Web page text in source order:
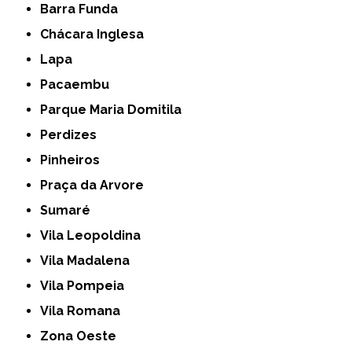
Barra Funda
Chácara Inglesa
Lapa
Pacaembu
Parque Maria Domitila
Perdizes
Pinheiros
Praça da Arvore
Sumaré
Vila Leopoldina
Vila Madalena
Vila Pompeia
Vila Romana
Zona Oeste